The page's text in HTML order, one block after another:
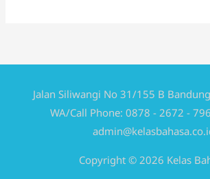
Jalan Siliwangi No 31/155 B
WA/Call Phone: 0878 - 2672 -
Copyright © 2026 Kelas